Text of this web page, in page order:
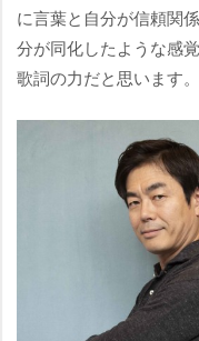
に言葉と自分が信頼関
分が同化したような感
歌詞の力だと思います。